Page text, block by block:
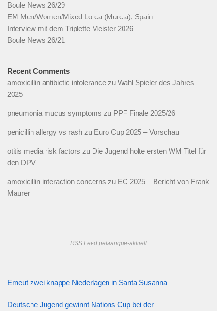
Boule News 26/29
EM Men/Women/Mixed Lorca (Murcia), Spain
Interview mit dem Triplette Meister 2026
Boule News 26/21
Recent Comments
amoxicillin antibiotic intolerance zu Wahl Spieler des Jahres
2025
pneumonia mucus symptoms zu PPF Finale 2025/26
penicillin allergy vs rash zu Euro Cup 2025 – Vorschau
otitis media risk factors zu Die Jugend holte ersten WM Titel für
den DPV
amoxicillin interaction concerns zu EC 2025 – Bericht von Frank
Maurer
RSS Feed petaanque-aktuell
Erneut zwei knappe Niederlagen in Santa Susanna
Deutsche Jugend gewinnt Nations Cup bei der